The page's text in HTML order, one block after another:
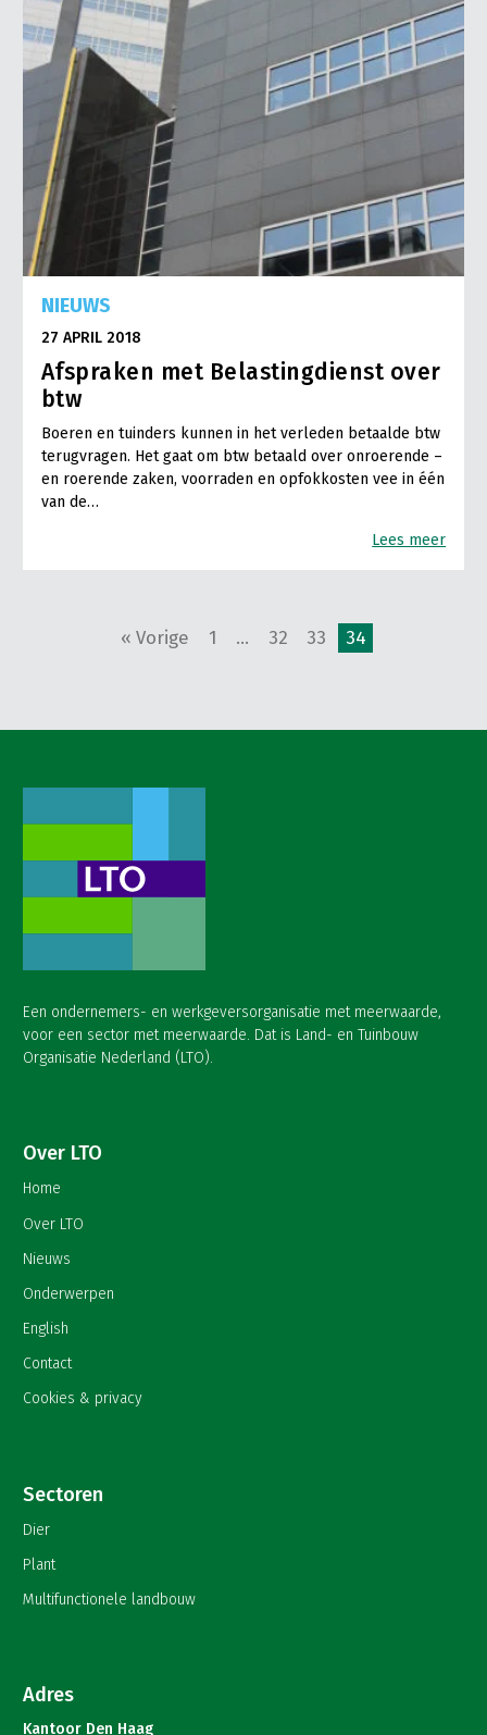
NIEUWS
27 APRIL 2018
Afspraken met Belastingdienst over
btw
Boeren en tuinders kunnen in het verleden betaalde btw
terugvragen. Het gaat om btw betaald over onroerende –
en roerende zaken, voorraden en opfokkosten vee in één
van de…
Lees meer
« Vorige 1 … 32 33 34
Een ondernemers- en werkgeversorganisatie met meerwaarde,
voor een sector met meerwaarde. Dat is Land- en Tuinbouw
Organisatie Nederland (LTO).
Over LTO
Home
Over LTO
Nieuws
Onderwerpen
English
Contact
Cookies & privacy
Sectoren
Dier
Plant
Multifunctionele landbouw
Adres
Kantoor Den Haag